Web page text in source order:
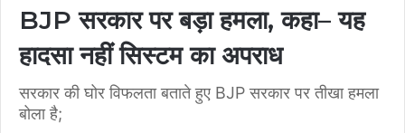
BJP सरकार पर बड़ा हमला, कहा– यह
हादसा नहीं सिस्टम का अपराध
सरकार की घोर विफलता बताते हुए BJP सरकार पर तीखा हमला
बोला है;